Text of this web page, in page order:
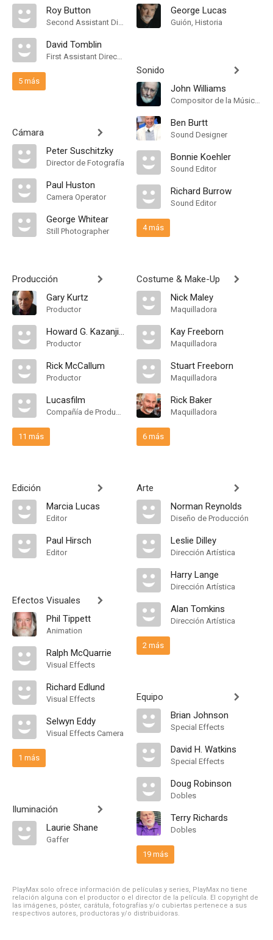
Roy Button
Second Assistant Director
David Tomblin
First Assistant Director
5 más
Cámara
Peter Suschitzky
Director de Fotografía
Paul Huston
Camera Operator
George Whitear
Still Photographer
Producción
Gary Kurtz
Productor
Howard G. Kazanjian
Productor
Rick McCallum
Productor
Lucasfilm
Compañía de Produccion
11 más
Edición
Marcia Lucas
Editor
Paul Hirsch
Editor
Efectos Visuales
Phil Tippett
Animation
Ralph McQuarrie
Visual Effects
Richard Edlund
Visual Effects
Selwyn Eddy
Visual Effects Camera
1 más
Iluminación
Laurie Shane
Gaffer
George Lucas
Guión, Historia
Sonido
John Williams
Compositor de la Música Original
Ben Burtt
Sound Designer
Bonnie Koehler
Sound Editor
Richard Burrow
Sound Editor
4 más
Costume & Make-Up
Nick Maley
Maquilladora
Kay Freeborn
Maquilladora
Stuart Freeborn
Maquilladora
Rick Baker
Maquilladora
6 más
Arte
Norman Reynolds
Diseño de Producción
Leslie Dilley
Dirección Artística
Harry Lange
Dirección Artística
Alan Tomkins
Dirección Artística
2 más
Equipo
Brian Johnson
Special Effects
David H. Watkins
Special Effects
Doug Robinson
Dobles
Terry Richards
Dobles
19 más
PlayMax solo ofrece información de películas y series, PlayMax no tiene
relación alguna con el productor o el director de la película. El copyright de
las imágenes, póster, carátula, fotografías y/o cubiertas pertenece a sus
respectivos autores, productoras y/o distribuidoras.